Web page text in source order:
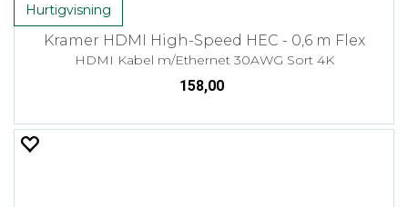
Hurtigvisning
Kramer HDMI High-Speed HEC - 0,6 m Flex
HDMI Kabel m/Ethernet 30AWG Sort 4K
158,00